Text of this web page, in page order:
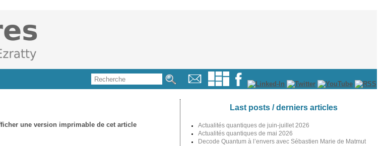
Last posts / derniers articles
Actualités quantiques de juin-juillet 2026
Actualités quantiques de mai 2026
Decode Quantum à l’envers avec Sébastien Marie de Matmut